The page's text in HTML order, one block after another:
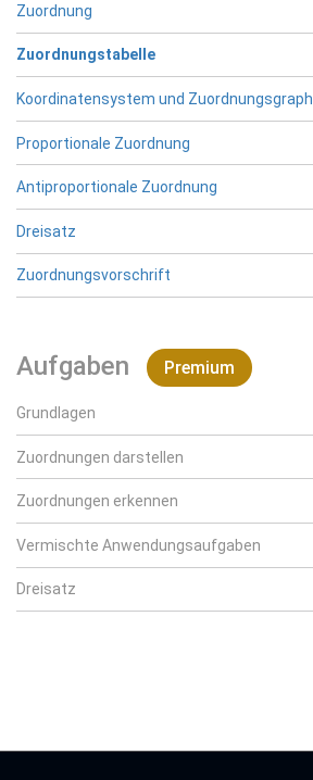
Zuordnung
Zuordnungstabelle
Koordinatensystem und Zuordnungsgraph
Proportionale Zuordnung
Antiproportionale Zuordnung
Dreisatz
Zuordnungsvorschrift
Aufgaben Premium
Grundlagen
Zuordnungen darstellen
Zuordnungen erkennen
Vermischte Anwendungsaufgaben
Dreisatz